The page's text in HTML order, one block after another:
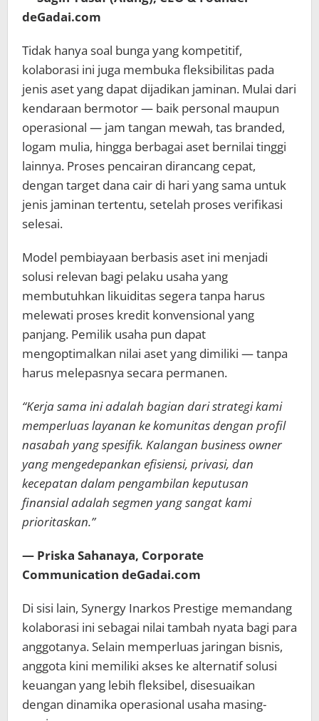
deGadai.com
Tidak hanya soal bunga yang kompetitif,
kolaborasi ini juga membuka fleksibilitas pada
jenis aset yang dapat dijadikan jaminan. Mulai dari
kendaraan bermotor — baik personal maupun
operasional — jam tangan mewah, tas branded,
logam mulia, hingga berbagai aset bernilai tinggi
lainnya. Proses pencairan dirancang cepat,
dengan target dana cair di hari yang sama untuk
jenis jaminan tertentu, setelah proses verifikasi
selesai.
Model pembiayaan berbasis aset ini menjadi
solusi relevan bagi pelaku usaha yang
membutuhkan likuiditas segera tanpa harus
melewati proses kredit konvensional yang
panjang. Pemilik usaha pun dapat
mengoptimalkan nilai aset yang dimiliki — tanpa
harus melepasnya secara permanen.
“Kerja sama ini adalah bagian dari strategi kami
memperluas layanan ke komunitas dengan profil
nasabah yang spesifik. Kalangan business owner
yang mengedepankan efisiensi, privasi, dan
kecepatan dalam pengambilan keputusan
finansial adalah segmen yang sangat kami
prioritaskan.”
— Priska Sahanaya, Corporate
Communication deGadai.com
Di sisi lain, Synergy Inarkos Prestige memandang
kolaborasi ini sebagai nilai tambah nyata bagi para
anggotanya. Selain memperluas jaringan bisnis,
anggota kini memiliki akses ke alternatif solusi
keuangan yang lebih fleksibel, disesuaikan
dengan dinamika operasional usaha masing-